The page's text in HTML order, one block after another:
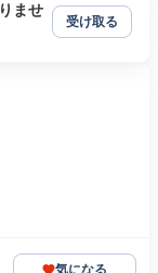
ませ
受け取る
気になる